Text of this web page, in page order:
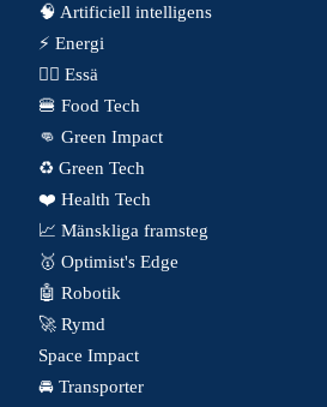
🧠 Artificiell intelligens
⚡️ Energi
✍🏼 Essä
🍔 Food Tech
👊 Green Impact
♻️ Green Tech
❤️ Health Tech
📈 Mänskliga framsteg
🥇 Optimist's Edge
🤖 Robotik
🚀 Rymd
Space Impact
🚘 Transporter